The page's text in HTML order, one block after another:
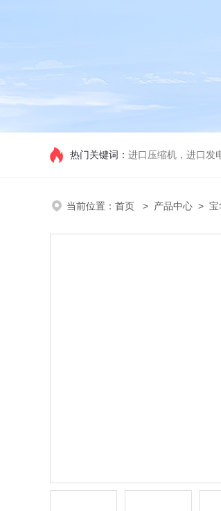
热门关键词： 进口压缩机，进口发
当前位置： 首页 > 产品中心 > 宝